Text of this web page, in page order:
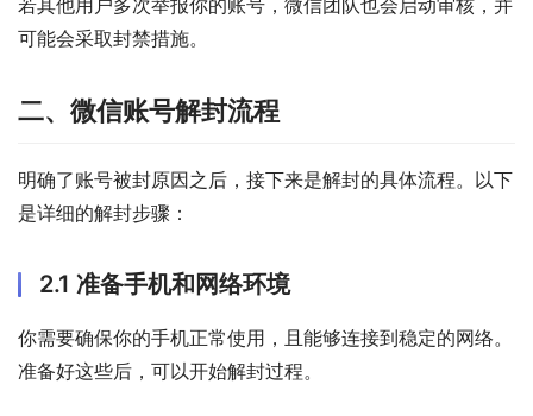
可能会采取封禁措施。
二、微信账号解封流程
明确了账号被封原因之后，接下来是解封的具体流程。以下
是详细的解封步骤：
2.1 准备手机和网络环境
你需要确保你的手机正常使用，且能够连接到稳定的网络。
准备好这些后，可以开始解封过程。